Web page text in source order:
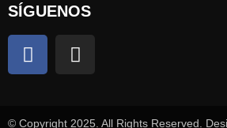
SÍGUENOS
© Copyright 2025. All Rights Reserved.